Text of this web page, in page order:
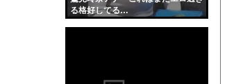
る格好してる…